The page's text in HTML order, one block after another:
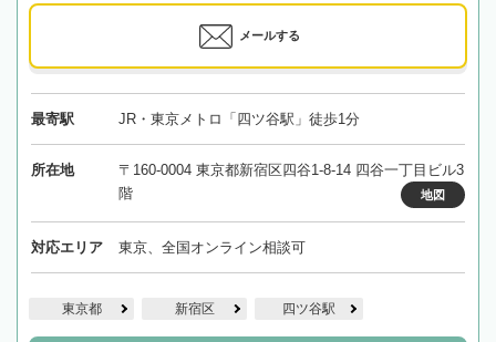
メールする
最寄駅 JR・東京メトロ「四ツ谷駅」徒歩1分
所在地
〒160-0004 東京都新宿区四谷1-8-14 四谷一丁目ビル3
階
地図
対応エリア 東京、全国オンライン相談可
東京都 新宿区 四ツ谷駅